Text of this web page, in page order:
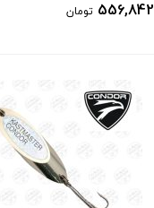
556,842 تومان